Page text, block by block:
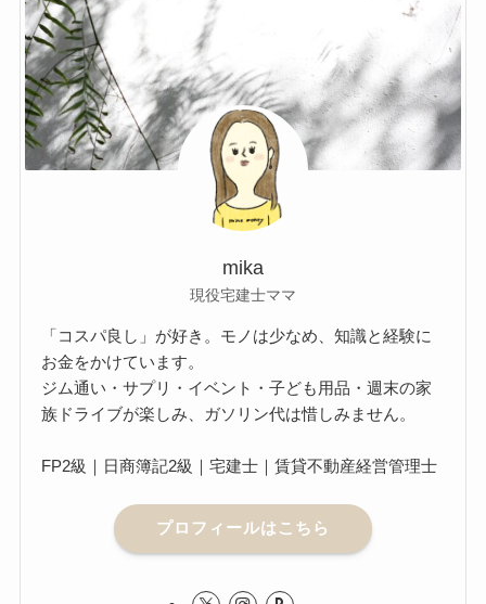
mika
現役宅建士ママ
「コスパ良し」が好き。モノは少なめ、知識と経験に
お金をかけています。
ジム通い・サプリ・イベント・子ども用品・週末の家
族ドライブが楽しみ、ガソリン代は惜しみません。
FP2級｜日商簿記2級｜宅建士｜賃貸不動産経営管理士
プロフィールはこちら